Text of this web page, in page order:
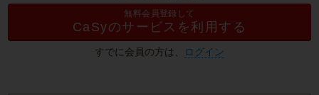
無料会員登録して
CaSyのサービスを利用する
すでに会員の方は、 ログイン